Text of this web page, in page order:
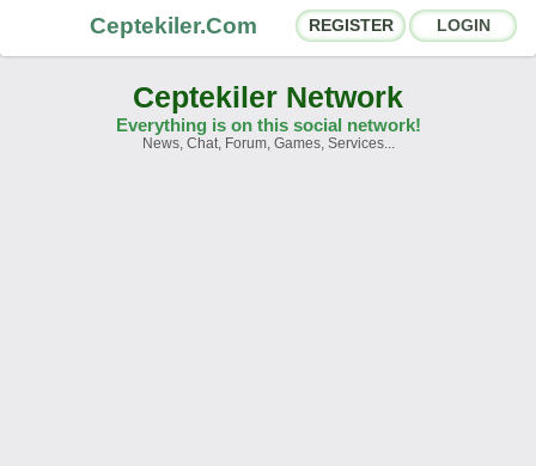
Ceptekiler.Com REGISTER LOGIN
Ceptekiler Network
Everything is on this social network!
News, Chat, Forum, Games, Services...